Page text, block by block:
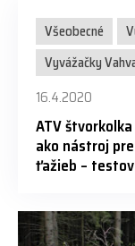
Všeobecné
Vyvážačky
16.4.2020
ATV
ako nástroj
ťažieb –